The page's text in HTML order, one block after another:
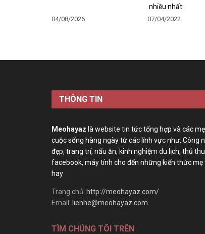
04/08/2026
nhiều nhất
07/04/2022
THÔNG TIN
Meohayaz là website tin tức tổng hợp và các
cuộc sống hàng ngày từ các lĩnh vực như: Công
đẹp, trang trí, nấu ăn, kinh nghiệm du lịch, thủ
facebook, máy tính cho đến những kiến thức mẹ
hay
Trang chủ: http://meohayaz.com/
Email: lienhe@meohayaz.com
TÌM CHÚNG TÔI TRÊN